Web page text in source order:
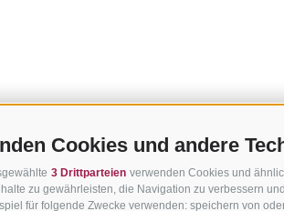
Cookies und andere
3 Drittparteien verwenden Cookies und
zu gewährleisten, die Navigation zu verbessern
für folgende Zwecke verwenden: speichern von